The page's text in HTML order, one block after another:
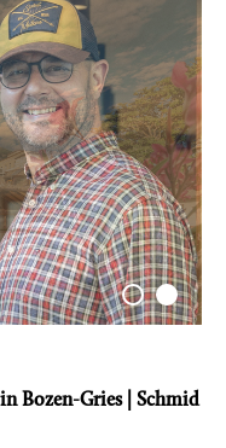
Bozen-Gries | Schmid